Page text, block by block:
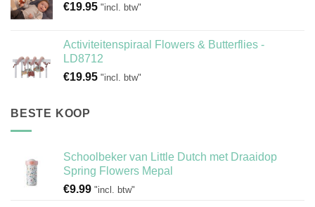
€19.95 "incl. btw"
Activiteitenspiraal Flowers & Butterflies -
LD8712
€19.95 "incl. btw"
BESTE KOOP
Schoolbeker van Little Dutch met Draaidop
Spring Flowers Mepal
€9.99 "incl. btw"